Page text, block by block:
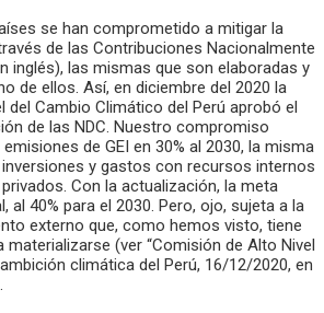
se han comprometido a mitigar la
de las Contribuciones Nacionalmente
inglés), las mismas que son elaboradas y
de ellos. Así, en diciembre del 2020 la
del Cambio Climático del Perú aprobó el
de las NDC. Nuestro compromiso
de GEI en 30% al 2030, la misma
y gastos con recursos internos
Con la actualización, la meta
al 40% para el 2030. Pero, ojo, sujeta a la
externo que, como hemos visto, tiene
(ver “Comisión de Alto Nivel
climática del Perú, 16/12/2020, en